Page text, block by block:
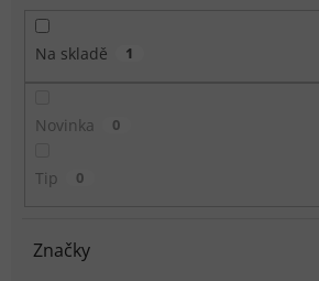
Na skladě 1
Novinka 0
Tip 0
Značky